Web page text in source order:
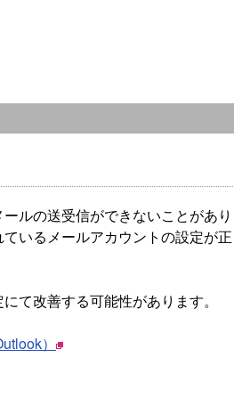
ルの送受信ができないことがあり
いるメールアカウントの設定が正
て改善する可能性があります。
）